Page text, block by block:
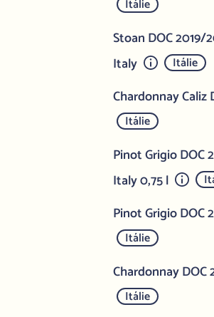
Itálie
Stoan DOC
Italy
Itálie
Chardonnay Caliz
Itálie
Pinot Grigio DOC
Italy 0,75 l
Pinot Grigio DOC
Itálie
Chardonnay DOC
Itálie